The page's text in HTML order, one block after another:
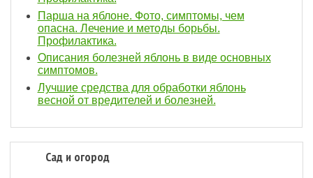
Парша на яблоне. Фото, симптомы, чем
опасна. Лечение и методы борьбы.
Профилактика.
Описания болезней яблонь в виде основных
симптомов.
Лучшие средства для обработки яблонь
весной от вредителей и болезней.
Сад и огород